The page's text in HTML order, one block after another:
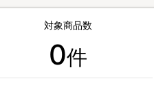
対象商品数
0件